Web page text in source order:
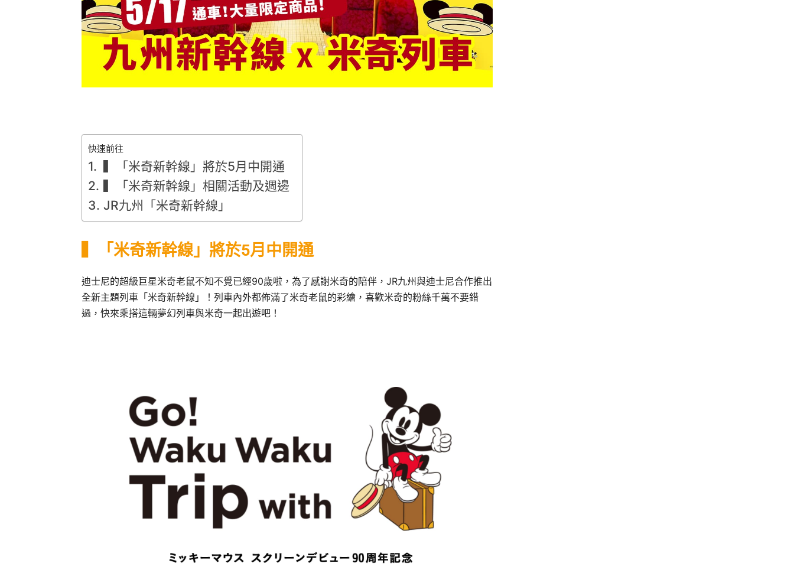
快速前往
▍「米奇新幹線」將於5月中開通
▍「米奇新幹線」相關活動及週邊
JR九州「米奇新幹線」
▍「米奇新幹線」將於5月中開通
迪士尼的超級巨星米奇老鼠不知不覺已經90歲啦，為了感謝米奇的陪伴，JR九州與迪士尼合作推出
全新主題列車「米奇新幹線」！列車內外都佈滿了米奇老鼠的彩繪，喜歡米奇的粉絲千萬不要錯
過，快來乘搭這輛夢幻列車與米奇一起出遊吧！